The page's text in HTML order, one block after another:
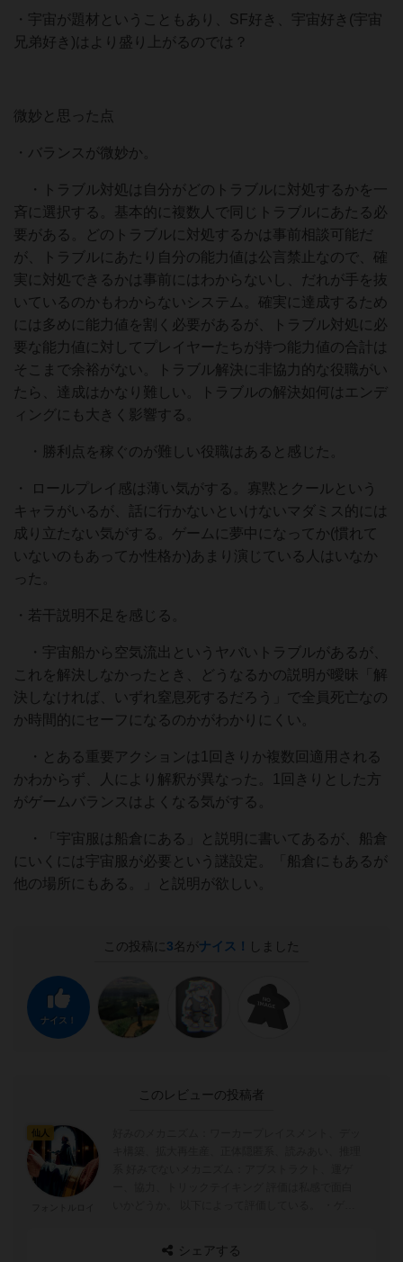
・宇宙が題材ということもあり、SF好き、宇宙好き(宇宙
兄弟好き)はより盛り上がるのでは？
微妙と思った点
・バランスが微妙か。
・トラブル対処は自分がどのトラブルに対処するかを一
斉に選択する。基本的に複数人で同じトラブルにあたる必
要がある。どのトラブルに対処するかは事前相談可能だ
が、トラブルにあたり自分の能力値は公言禁止なので、確
実に対処できるかは事前にはわからないし、だれが手を抜
いているのかもわからないシステム。確実に達成するため
には多めに能力値を割く必要があるが、トラブル対処に必
要な能力値に対してプレイヤーたちが持つ能力値の合計は
そこまで余裕がない。トラブル解決に非協力的な役職がい
たら、達成はかなり難しい。トラブルの解決如何はエンデ
ィングにも大きく影響する。
・勝利点を稼ぐのが難しい役職はあると感じた。
・ ロールプレイ感は薄い気がする。寡黙とクールという
キャラがいるが、話に行かないといけないマダミス的には
成り立たない気がする。ゲームに夢中になってか(慣れて
いないのもあってか性格か)あまり演じている人はいなか
った。
・若干説明不足を感じる。
・宇宙船から空気流出というヤバいトラブルがあるが、
これを解決しなかったとき、どうなるかの説明が曖昧「解
決しなければ、いずれ窒息死するだろう」で全員死亡なの
か時間的にセーフになるのかがわかりにくい。
・とある重要アクションは1回きりか複数回適用される
かわからず、人により解釈が異なった。1回きりとした方
がゲームバランスはよくなる気がする。
・「宇宙服は船倉にある」と説明に書いてあるが、船倉
にいくには宇宙服が必要という謎設定。「船倉にもあるが
他の場所にもある。」と説明が欲しい。
この投稿に 3名がナイス！ しました
ナイス！
このレビューの投稿者
仙人
シェアする